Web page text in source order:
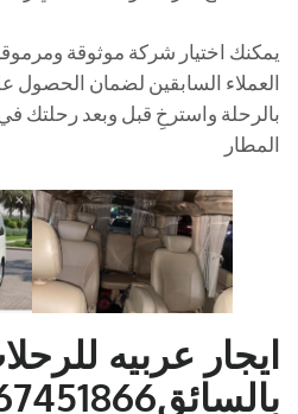
يمكنك اختيار شركة موثوقة
العملاء السابقين لضمان الحصول
بالرحلة واسترخِ قبل وبعد رحلتك
المطار
ايجار عربيه